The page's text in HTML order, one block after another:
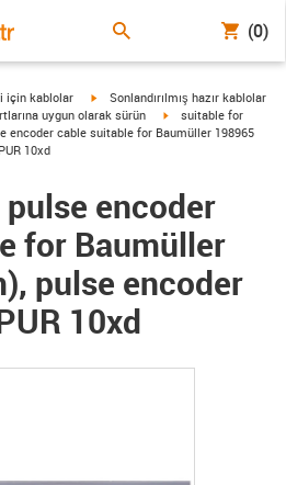
(0)
için kablolar igus-icon-arrow-right
Sonlandırılmış hazır kablolar
uygun olarak sürün igus-icon-arrow-right
suitable for
encoder cable suitable for Baumüller 198965
10xd
encoder
for Baumüller
pulse encoder
10xd